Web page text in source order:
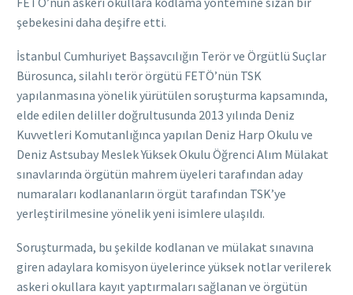
şebekesini daha deşifre etti.
İstanbul Cumhuriyet Başsavcılığın Terör ve Örgütlü Suçlar
Bürosunca, silahlı terör örgütü FETÖ’nün TSK
yapılanmasına yönelik yürütülen soruşturma kapsamında,
elde edilen deliller doğrultusunda 2013 yılında Deniz
Kuvvetleri Komutanlığınca yapılan Deniz Harp Okulu ve
Deniz Astsubay Meslek Yüksek Okulu Öğrenci Alım Mülakat
sınavlarında örgütün mahrem üyeleri tarafından aday
numaraları kodlananların örgüt tarafından TSK’ye
yerleştirilmesine yönelik yeni isimlere ulaşıldı.
Soruşturmada, bu şekilde kodlanan ve mülakat sınavına
giren adaylara komisyon üyelerince yüksek notlar verilerek
askeri okullara kayıt yaptırmaları sağlanan ve örgütün